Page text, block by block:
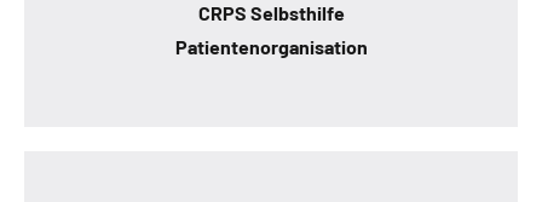
CRPS Selbsthilfe
Patientenorganisation